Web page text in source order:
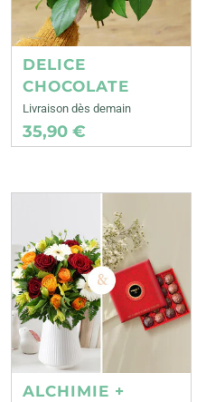
DELICE
CHOCOLATE
Livraison dès demain
35,90 €
ALCHIMIE +